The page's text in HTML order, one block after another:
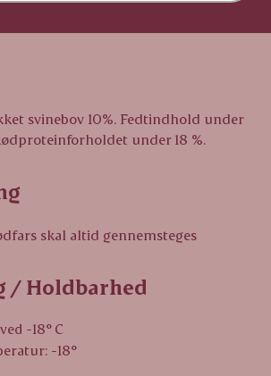
svinebov 10%. Fedtindhold under
under 18 %.
skal altid gennemsteges
/ Holdbarhed
-18° C
-18°